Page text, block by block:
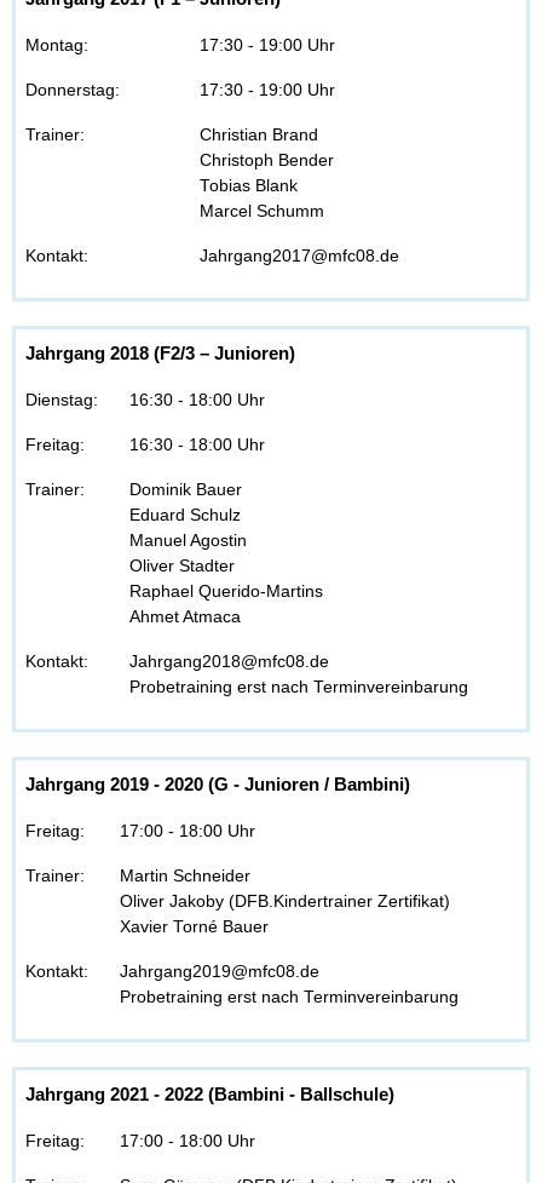
Montag: 17:30 - 19:00 Uhr
Donnerstag: 17:30 - 19:00 Uhr
Trainer:
Christian Brand
Christoph Bender
Tobias Blank
Marcel Schumm
Kontakt: Jahrgang2017@mfc08.de
Jahrgang 2018 (F2/3 – Junioren)
Dienstag: 16:30 - 18:00 Uhr
Freitag: 16:30 - 18:00 Uhr
Trainer:
Dominik Bauer
Eduard Schulz
Manuel Agostin
Oliver Stadter
Raphael Querido-Martins
Ahmet Atmaca
Kontakt:
Jahrgang2018@mfc08.de
Probetraining erst nach Terminvereinbarung
Jahrgang 2019 - 2020 (G - Junioren / Bambini)
Freitag: 17:00 - 18:00 Uhr
Trainer:
Martin Schneider
Oliver Jakoby (DFB.Kindertrainer Zertifikat)
Xavier Torné Bauer
Kontakt:
Jahrgang2019@mfc08.de
Probetraining erst nach Terminvereinbarung
Jahrgang 2021 - 2022 (Bambini - Ballschule)
Freitag: 17:00 - 18:00 Uhr